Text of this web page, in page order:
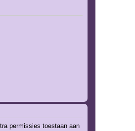
permissies toestaan aan